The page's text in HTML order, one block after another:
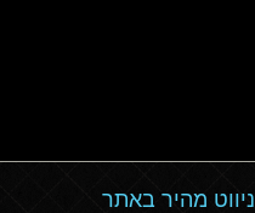
ניווט מהיר באתר